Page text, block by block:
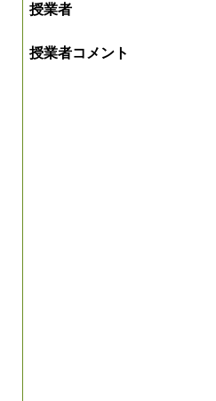
授業者
授業者コメント